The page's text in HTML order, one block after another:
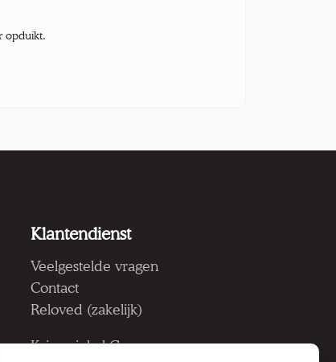
opduikt.
Klantendienst
Veelgestelde vragen
Contact
Reloved (zakelijk)
Kringwinkel Groep vzw